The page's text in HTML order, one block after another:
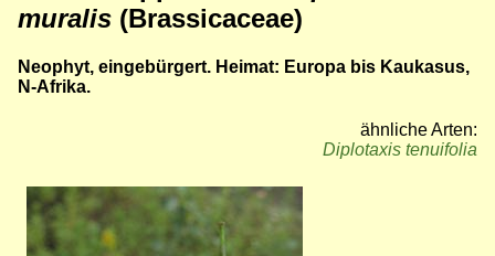
muralis (Brassicaceae)
Neophyt, eingebürgert. Heimat: Europa bis Kaukasus,
N-Afrika.
ähnliche Arten:
Diplotaxis tenuifolia
Bild